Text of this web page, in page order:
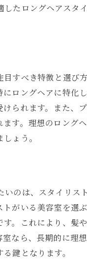
たロングヘアスタ
すべき特徴と選び
ロングヘアに特化
られます。また、
す。理想のロング
ょう。
のは、スタイリス
がいる美容室を選
。これにより、髪
なら、長期的に理
鍵となります。